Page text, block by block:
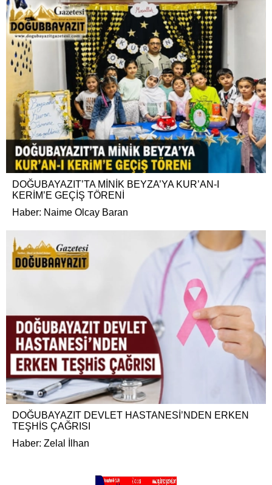
DOĞUBAYAZIT’TA MİNİK BEYZA’YA KUR’AN-I
KERİM’E GEÇİŞ TÖRENİ
Haber: Naime Olcay Baran
DOĞUBAYAZIT DEVLET HASTANESİ’NDEN ERKEN
TEŞHİS ÇAĞRISI
Haber: Zelal İlhan